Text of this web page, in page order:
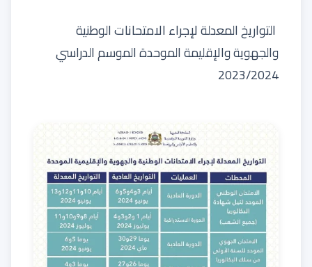
التواريخ المعدلة لإجراء الامتحانات الوطنية
والجهوية والإقليمة الموحدة الموسم الدراسي
2023/2024